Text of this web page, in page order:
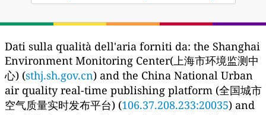
Dati sulla qualità dell'aria forniti da: the Shanghai
Environment Monitoring Center(上海市环境监测中
心) (sthj.sh.gov.cn) and the China National Urban
air quality real-time publishing platform (全国城市
空气质量实时发布平台) (106.37.208.233:20035) and